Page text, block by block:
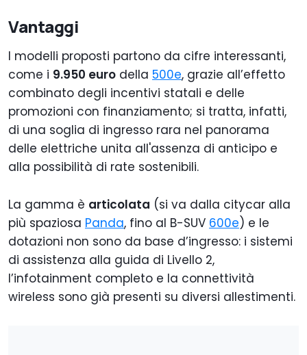
Vantaggi
I modelli proposti partono da cifre interessanti,
come i 9.950 euro della 500e, grazie all’effetto
combinato degli incentivi statali e delle
promozioni con finanziamento; si tratta, infatti,
di una soglia di ingresso rara nel panorama
delle elettriche unita all'assenza di anticipo e
alla possibilità di rate sostenibili.
La gamma è articolata (si va dalla citycar alla
più spaziosa Panda, fino al B-SUV 600e) e le
dotazioni non sono da base d’ingresso: i sistemi
di assistenza alla guida di Livello 2,
l’infotainment completo e la connettività
wireless sono già presenti su diversi allestimenti.